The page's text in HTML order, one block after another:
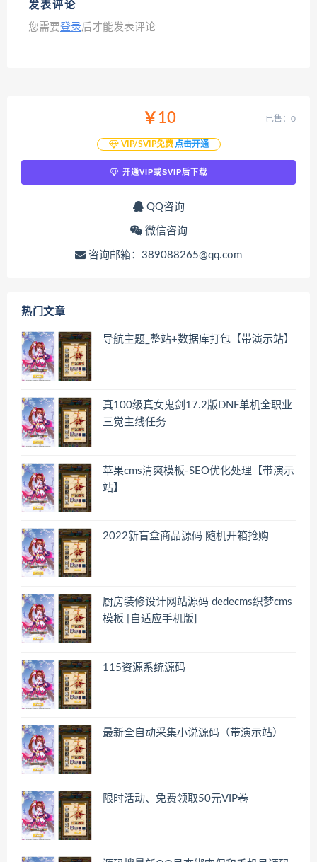
发表评论
您需要登录后才能发表评论
￥10
VIP/SVIP免费 点击开通
已售：0
开通VIP或SVIP后下载
QQ咨询
微信咨询
咨询邮箱：389088265@qq.com
热门文章
导航主题_整站+数据库打包【带演示站】
真100级真女鬼剑17.2版DNF单机全职业
三觉主线任务
苹果cms清爽模板-SEO优化处理【带演示
站】
2022新盲盒商品源码 随机开箱抢购
厨房装修设计网站源码 dedecms织梦cms
模板 [自适应手机版]
115资源系统源码
最新全自动采集小说源码（带演示站）
限时活动、免费领取50元VIP卷